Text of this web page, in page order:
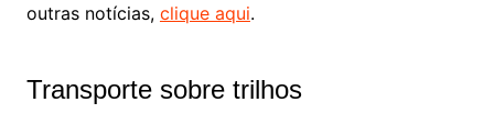
outras notícias, clique aqui.
Transporte sobre trilhos